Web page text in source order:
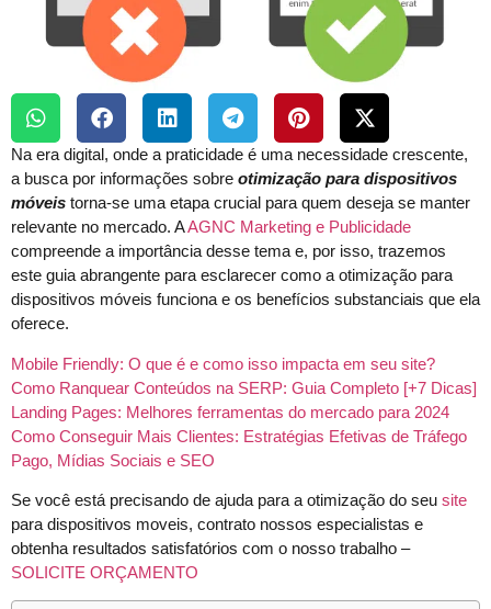
Na era digital, onde a praticidade é uma necessidade crescente,
a busca por informações sobre otimização para dispositivos
móveis torna-se uma etapa crucial para quem deseja se manter
relevante no mercado. AAGNC Marketing e Publicidade
compreende a importância desse tema e, por isso, trazemos
este guia abrangente para esclarecer como a otimização para
dispositivos móveis funciona e os benefícios substanciais que ela
oferece.
Mobile Friendly: O que é e como isso impacta em seu site?
Como Ranquear Conteúdos na SERP: Guia Completo [+7 Dicas]
Landing Pages: Melhores ferramentas do mercado para 2024
Como Conseguir Mais Clientes: Estratégias Efetivas de Tráfego
Pago, Mídias Sociais e SEO
Se você está precisando de ajuda para a otimização do seu site
para dispositivos moveis, contrato nossos especialistas e
obtenha resultados satisfatórios com o nosso trabalho –
SOLICITE ORÇAMENTO